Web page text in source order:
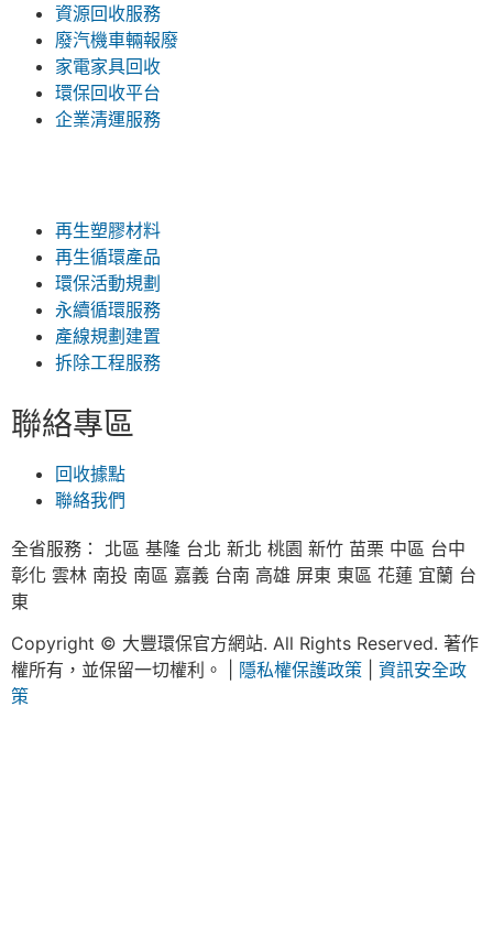
資源回收服務
廢汽機車輛報廢
家電家具回收
環保回收平台
企業清運服務
再生塑膠材料
再生循環產品
環保活動規劃
永續循環服務
產線規劃建置
拆除工程服務
聯絡專區
回收據點
聯絡我們
全省服務： 北區 基隆 台北 新北 桃園 新竹 苗栗 中區 台中
彰化 雲林 南投 南區 嘉義 台南 高雄 屏東 東區 花蓮 宜蘭 台
東
Copyright © 大豐環保官方網站. All Rights Reserved. 著作
權所有，並保留一切權利。 | 隱私權保護政策
資訊安全政
策